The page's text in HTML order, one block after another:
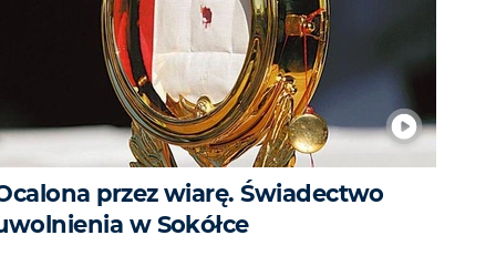
przez wiarę. Świadectwo
w Sokółce